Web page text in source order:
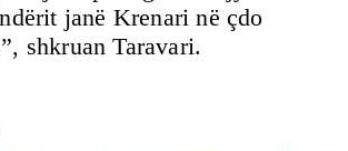
janë Krenari në çdo
shkruan Taravari.